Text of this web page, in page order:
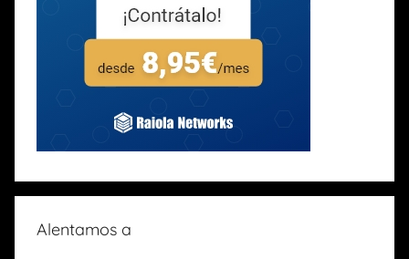
Alentamos a